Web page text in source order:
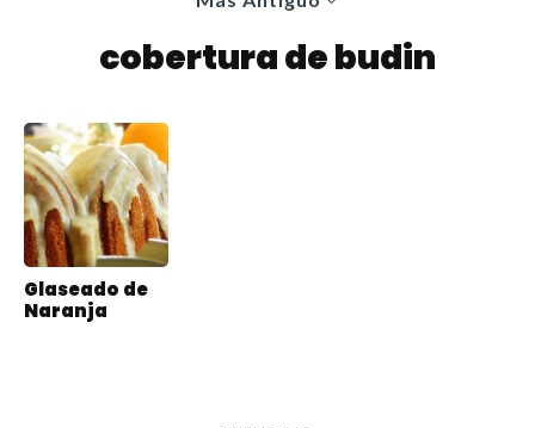
cobertura de budin
Glaseado de
Naranja